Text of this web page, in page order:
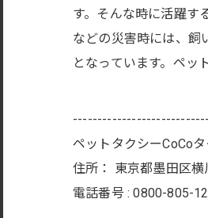
す。そんな時に活躍す
などの災害時には、飼
となっています。ペッ
ペットタクシーCoCo
住所： 東京都墨田区
電話番号 :0800-805-